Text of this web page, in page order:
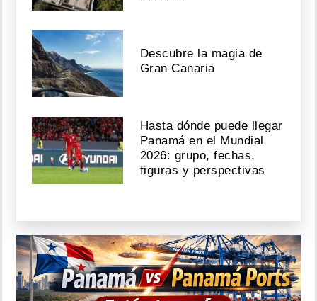
Descubre la magia de
Gran Canaria
Hasta dónde puede llegar
Panamá en el Mundial
2026: grupo, fechas,
figuras y perspectivas